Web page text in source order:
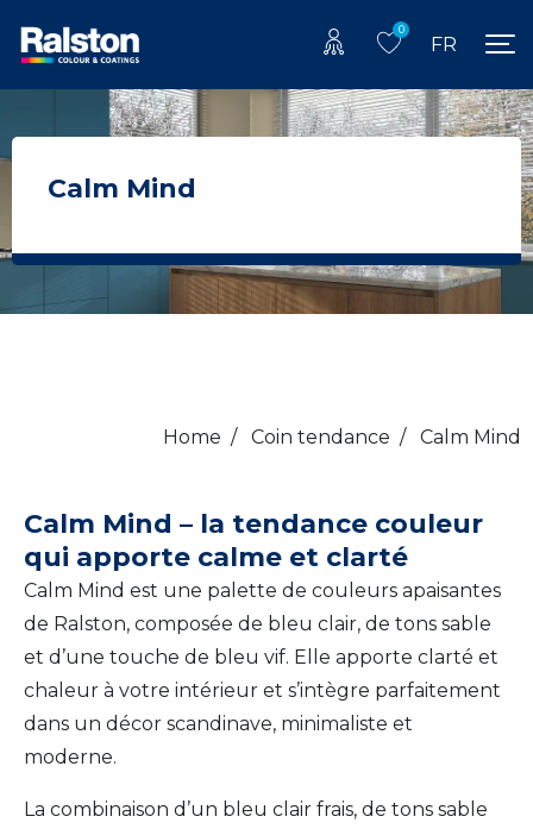
0
FR
Calm Mind
Home / Coin tendance / Calm Mind
Calm Mind – la tendance couleur
qui apporte calme et clarté
Calm Mind est une palette de couleurs apaisantes
de Ralston, composée de bleu clair, de tons sable
et d’une touche de bleu vif. Elle apporte clarté et
chaleur à votre intérieur et s’intègre parfaitement
dans un décor scandinave, minimaliste et
moderne.
La combinaison d’un bleu clair frais, de tons sable